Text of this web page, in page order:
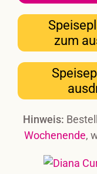
zum
Hinweis:
Wochenende,